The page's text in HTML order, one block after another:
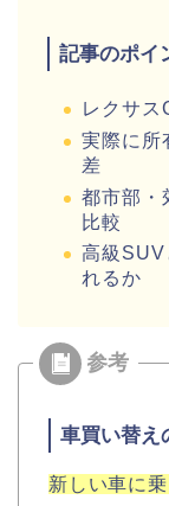
記事のポイ
レクサス
実際に所
差
都市部・
比較
高級SUV
れるか
車買い替え
新しい車に